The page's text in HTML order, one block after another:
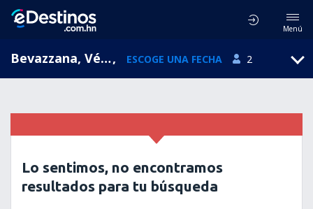
Menú
Bevazzana, Véneto, Italia, ESCOGE UNA FECHA 2
Lo sentimos, no encontramos
resultados para tu búsqueda